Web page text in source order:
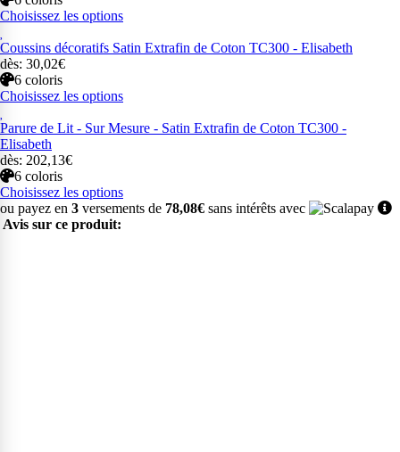
Choisissez les options
Coussins décoratifs Satin Extrafin de Coton TC300 - Elisabeth
dès: 30,02€
6 coloris
Choisissez les options
Parure de Lit - Sur Mesure - Satin Extrafin de Coton TC300 -
Elisabeth
dès: 202,13€
6 coloris
Choisissez les options
ou payez en 3 versements de 78,08€ sans intérêts avec
Avis sur ce produit: